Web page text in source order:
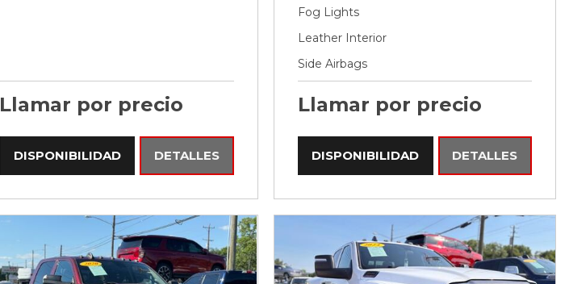
Llamar por precio
DISPONIBILIDAD DETALLES
Fog Lights
Leather Interior
Side Airbags
Llamar por precio
DISPONIBILIDAD DETALLES